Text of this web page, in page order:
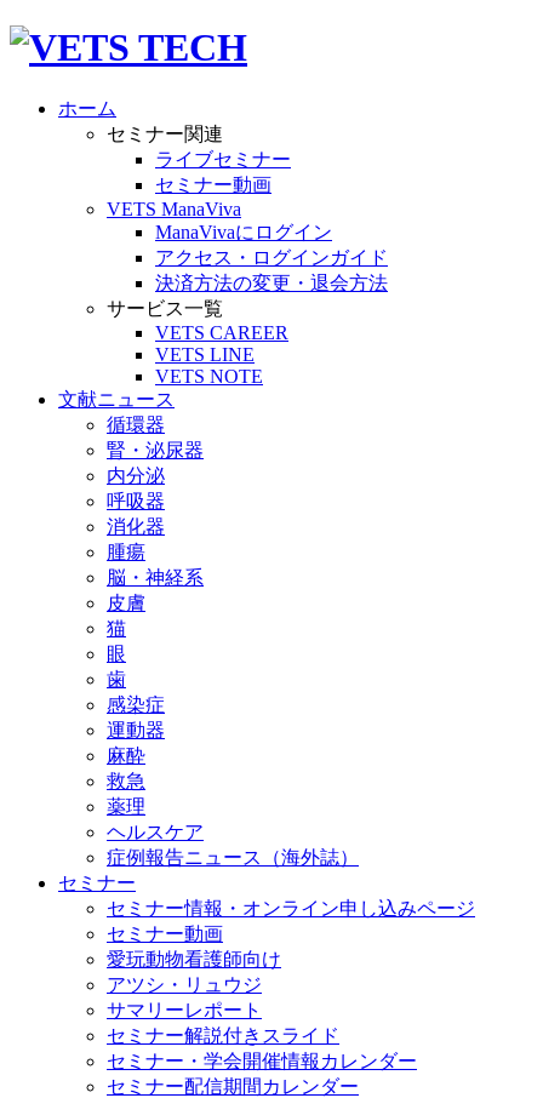
ホーム
セミナー関連
ライブセミナー
セミナー動画
VETS ManaViva
ManaVivaにログイン
アクセス・ログインガイド
決済方法の変更・退会方法
サービス一覧
VETS CAREER
VETS LINE
VETS NOTE
文献ニュース
循環器
腎・泌尿器
内分泌
呼吸器
消化器
腫瘍
脳・神経系
皮膚
猫
眼
歯
感染症
運動器
麻酔
救急
薬理
ヘルスケア
症例報告ニュース（海外誌）
セミナー
セミナー情報・オンライン申し込みページ
セミナー動画
愛玩動物看護師向け
アツシ・リュウジ
サマリーレポート
セミナー解説付きスライド
セミナー・学会開催情報カレンダー
セミナー配信期間カレンダー